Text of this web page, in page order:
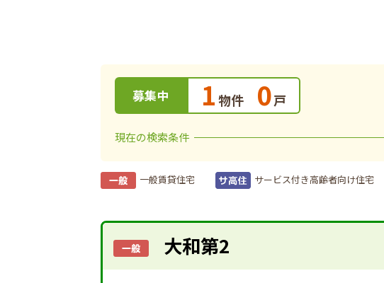
募集中 1物件 0戸
現在の検索条件
一般賃貸住宅 サービス付き高齢者向け住宅
大和第2